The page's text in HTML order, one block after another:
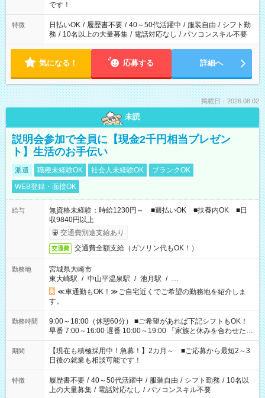
です！
特徴 日払いOK / 履歴書不要 / 40～50代活躍中 / 服装自由 / シフト勤
務 / 10名以上の大量募集 / 電話対応なし / パソコンスキル不要
気になる！ 応募する 詳細へ
掲載日：2026.08.02
未読
説明会参加で全員に【現金2千円相当プレゼン
ト】生活のお手伝い
派遣 職種未経験OK 社会人未経験OK
ブランクOK
WEB登録・面接OK
給与
無資格未経験：時給1230円～ ■週払いOK ■扶養内OK ■日
収9840円以上
交通費別途支給あり
交通費 交通費全額支給（ガソリン代もOK！）
勤務地
宮城県大崎市
東大崎駅 / 中山平温泉駅 / 池月駅 / …
≪車通勤もOK！≫ご自宅近くでご希望の勤務地を紹介しま
す。
勤務時間
9:00～18:00（休憩60分） ■ご希望があれば下記シフトもOK！
早番 7:00～16:00 遅番 10:00～19:00 「家族と休みを合わせた
い」 「余裕を持って夕飯の準備がしたい」 「できれば残業はし
たくない」 など、ご希望を教えてくださいね。 ※Wワーク希望
の方へ 今ご覧のお仕事で希望する勤務時間と、もう1つのお仕事
の勤務時間。 合計で週40時間を超える場合は応募できません。
期間
【現在も積極採用中！急募！】2カ月～ ■ご応募から最短2～3
日後の就業も相談可能です！
特徴 履歴書不要 / 40～50代活躍中 / 服装自由 / シフト勤務 / 10名以
上の大量募集 / 電話対応なし / パソコンスキル不要